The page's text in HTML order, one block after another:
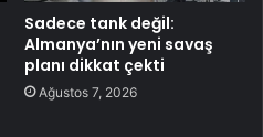
Sadece tank değil:
Almanya’nın yeni savaş
planı dikkat çekti
Ağustos 7, 2026